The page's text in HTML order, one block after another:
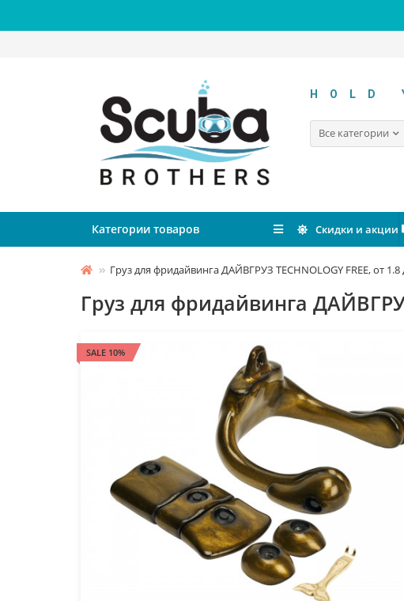
HOLD
Все категории
Категории товаров Скидки и акции
Груз для фридайвинга ДАЙВГРУЗ TECHNOLOGY FREE, от 1.8
Груз для фридайвинга
SALE 10%